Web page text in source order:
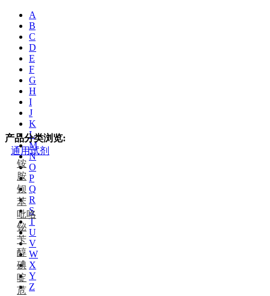
A
B
C
D
E
F
G
H
I
J
K
L
M
N
O
P
Q
R
S
T
U
V
W
X
Y
Z
产品分类浏览:
通用试剂
铵
胺
钡
苯
吡咯
铋
苄
醇
碘
啶
苊